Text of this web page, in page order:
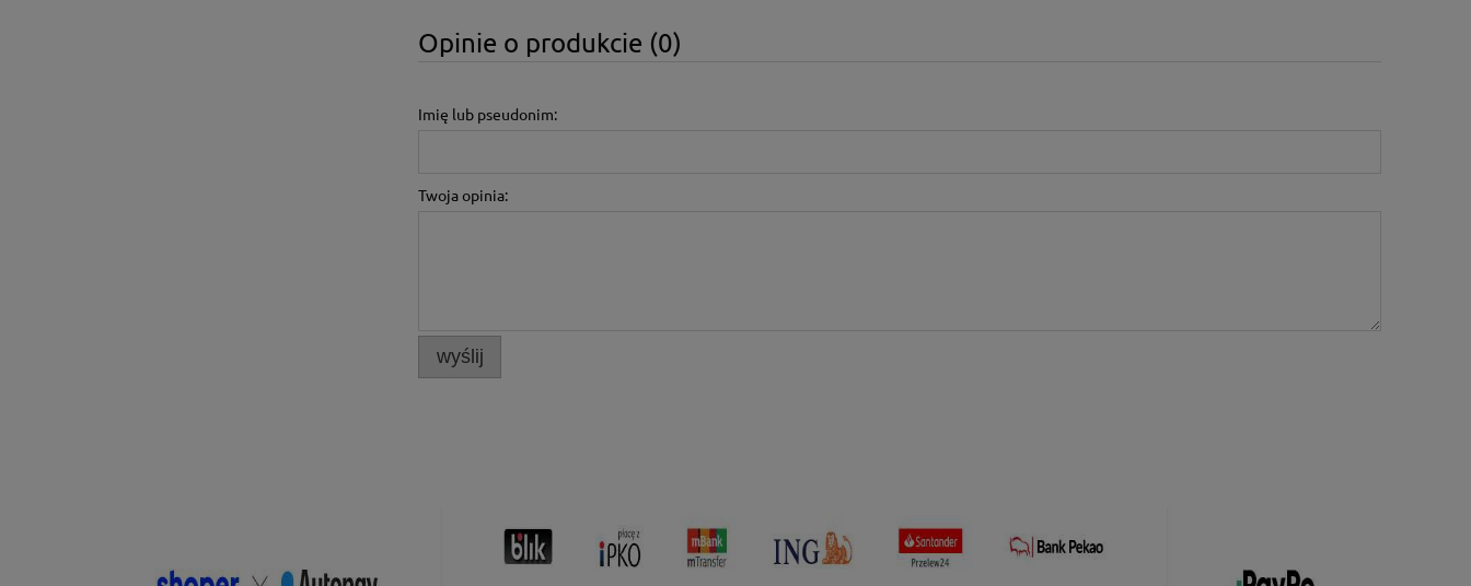
Opinie o produkcie (0)
Imię lub pseudonim:
Twoja opinia:
wyślij